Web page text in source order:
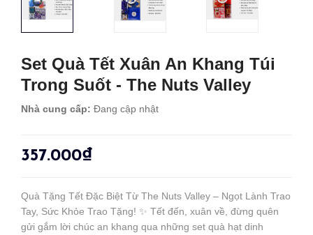
Set Quà Tết Xuân An Khang Túi
Trong Suốt - The Nuts Valley
Nhà cung cấp: Đang cập nhật
357.000₫
Quà Tặng Tết Đặc Biệt Từ The Nuts Valley – Ngọt Lành Trao
Tay, Sức Khỏe Trao Tặng! ✨ Tết đến, xuân về, đừng quên
gửi gắm lời chúc an khang qua những set quà hạt dinh